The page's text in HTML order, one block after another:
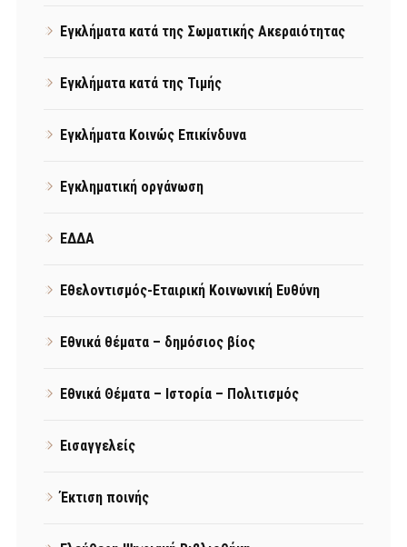
Εγκλήματα κατά της Σωματικής Ακεραιότητας
Εγκλήματα κατά της Τιμής
Εγκλήματα Κοινώς Επικίνδυνα
Εγκληματική οργάνωση
ΕΔΔΑ
Εθελοντισμός-Εταιρική Κοινωνική Ευθύνη
Εθνικά θέματα – δημόσιος βίος
Εθνικά Θέματα – Ιστορία – Πολιτισμός
Εισαγγελείς
Έκτιση ποινής